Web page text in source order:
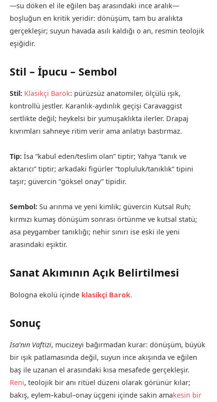
—su döken el ile eğilen baş arasındaki ince aralık—
boşluğun en kritik yeridir: dönüşüm, tam bu aralıkta
gerçekleşir; suyun havada asılı kaldığı o an, resmin teolojik
eşiğidir.
Stil – İpucu – Sembol
Stil: Klasikçi Barok: pürüzsüz anatomiler, ölçülü ışık,
kontrollü jestler. Karanlık-aydınlık geçişi Caravaggist
sertlikte değil; heykelsi bir yumuşaklıkta ilerler. Drapaj
kıvrımları sahneye ritim verir ama anlatıyı bastırmaz.
Tip: İsa “kabul eden/teslim olan” tiptir; Yahya “tanık ve
aktarıcı” tiptir; arkadaki figürler “topluluk/tanıklık” tipini
taşır; güvercin “göksel onay” tipidir.
Sembol: Su arınma ve yeni kimlik; güvercin Kutsal Ruh;
kırmızı kumaş dönüşüm sonrası örtünme ve kutsal statü;
asa peygamber tanıklığı; nehir sınırı ise eski ile yeni
arasındaki eşiktir.
Sanat Akımının Açık Belirtilmesi
Bologna ekolü içinde klasikçi Barok.
Sonuç
İsa’nın Vaftizi, mucizeyi bağırmadan kurar: dönüşüm, büyük
bir ışık patlamasında değil, suyun ince akışında ve eğilen
baş ile uzanan el arasındaki kısa mesafede gerçekleşir.
Reni, teolojik bir anı ritüel düzeni olarak görünür kılar;
bakış, eylem–kabul–onay üçgeni içinde sakin amakesin bir